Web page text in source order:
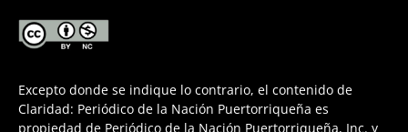
Excepto donde se indique lo contrario, el contenido de
Claridad: Periódico de la Nación Puertorriqueña es
propiedad de Periódico de la Nación Puertorriqueña, Inc. y